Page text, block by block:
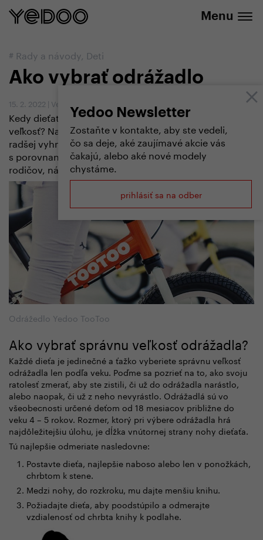
Menu
Yedoo Newsletter
Zostaňte v kontakte, aby ste vedeli,
čo sa deje, aké zaujímavé akcie vás
čakajú, alebo aké nové modely
chystáme.
prihlásiť sa na odber
# Rady a návody, Deti
Ako vybrať odrážadlo
15. 2. 2022 | Vendula Kosíková
Kedy dieťaťu kúpiť odrážadlo? Ako vybrať správnu
veľkosť? Na aké parametre sa zamerať a čomu sa
radšej vyhnúť? Odpovede na tieto otázky, spolu
s porovnaním odrážadiel Yedoo a skúsenosťami
rodičov, nájdete v nasledujúcom článku.
Odrážedlo Yedoo TooToo
Ako vybrať správnu veľkosť odrážadla?
Každé dieťa je jedinečné a ťažko vyberiete správnu veľkosť
odrážadla len podľa veku. Poďme sa pozrieť na to, ako svoju
ratolesť zmerať, aby ste zistili, či už do odrážadla narástlo,
alebo naopak, či už z neho nevyrástlo. Odrážadlá sú vo
všeobecnosti určené deťom od 18 mesiacov približne do
veku 4 – 5 rokov. Rozmer, ktorý pri výbere odrážadla hrá
najdôležitejšiu úlohu, je dĺžka vnútornej strany nohy dieťaťa.
Tú najlepšie odmeriate nasledovne:
Postavte dieťa, najlepšie naboso alebo len v ponožkách,
chrbtom k stene.
Medzi nohy, do rozkroku, mu dajte menšiu knihu.
Požiadajte dieťa, aby poodstúpilo a odmerajte
vzdialenosť od chrbta knihy k podlahe.